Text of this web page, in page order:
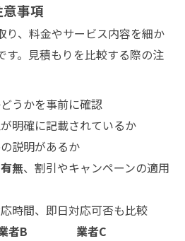
事項
り、料金やサービス内容を細か
す。見積もりを比較する際の注
うかを事前に確認
が明確に記載されているか
の説明があるか
無、割引やキャンペーンの適用
時間、即日対応可否も比較
者B
業者C